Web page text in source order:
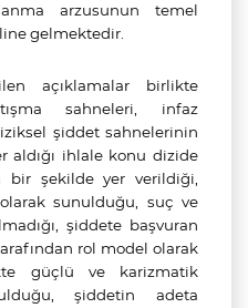
arzusunun temel
gelmektedir.
açıklamalar birlikte
sahneleri, infaz
şiddet sahnelerinin
aldığı ihlale konu dizide
bir şekilde yer verildiği,
sunulduğu, suç ve
şiddete başvuran
rol model olarak
güçlü ve karizmatik
şiddetin adeta